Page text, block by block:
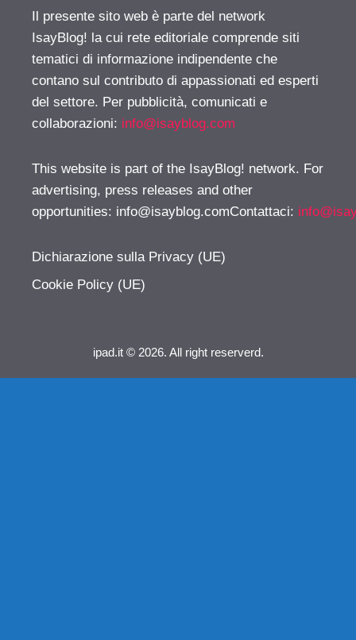
Il presente sito web è parte del network
IsayBlog! la cui rete editoriale comprende siti
tematici di informazione indipendente che
contano sul contributo di appassionati ed esperti
del settore. Per pubblicità, comunicati e
collaborazioni: info@isayblog.com
This website is part of the IsayBlog! network. For
advertising, press releases and other
opportunities: info@isayblog.comContattaci:
Dichiarazione sulla Privacy (UE)
Cookie Policy (UE)
ipad.it © 2026. All right reserverd.